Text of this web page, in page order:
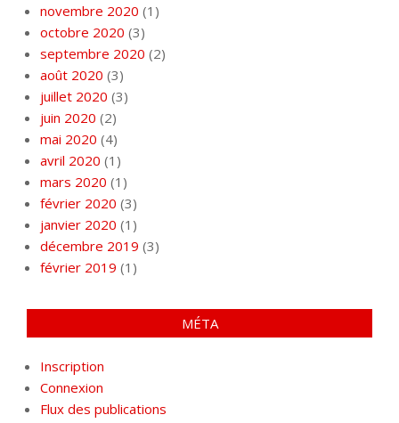
novembre 2020 (1)
octobre 2020 (3)
septembre 2020 (2)
août 2020 (3)
juillet 2020 (3)
juin 2020 (2)
mai 2020 (4)
avril 2020 (1)
mars 2020 (1)
février 2020 (3)
janvier 2020 (1)
décembre 2019 (3)
février 2019 (1)
MÉTA
Inscription
Connexion
Flux des publications